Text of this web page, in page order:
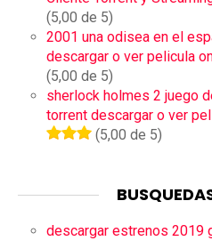
(5,00 de 5)
2001 una odisea en el
descargar o ver pelicula
(5,00 de 5)
sherlock holmes 2 juego
torrent descargar o ver
(5,00 de 5)
descargar estrenos 2019